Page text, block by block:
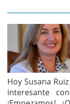
Hoy Susana
interesante